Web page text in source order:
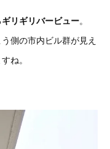
ギリギリバービュー。
側の市内ビル群が見え
ね。